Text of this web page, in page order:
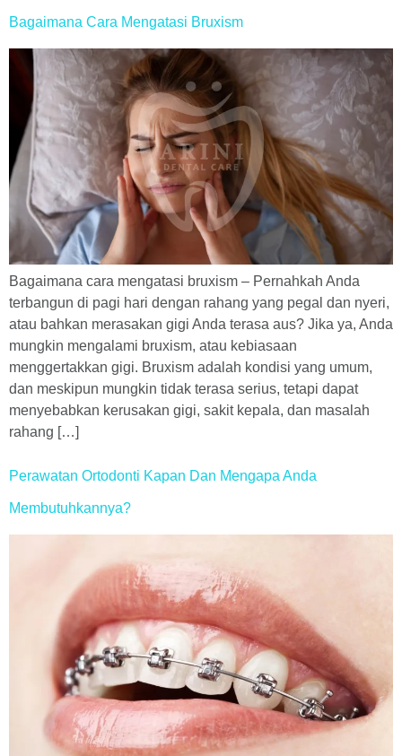
Bagaimana Cara Mengatasi Bruxism
Bagaimana cara mengatasi bruxism – Pernahkah Anda
terbangun di pagi hari dengan rahang yang pegal dan nyeri,
atau bahkan merasakan gigi Anda terasa aus? Jika ya, Anda
mungkin mengalami bruxism, atau kebiasaan
menggertakkan gigi. Bruxism adalah kondisi yang umum,
dan meskipun mungkin tidak terasa serius, tetapi dapat
menyebabkan kerusakan gigi, sakit kepala, dan masalah
rahang […]
Perawatan Ortodonti Kapan Dan Mengapa Anda
Membutuhkannya?